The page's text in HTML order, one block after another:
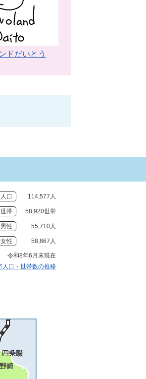
ドだいとう
人口 114,577人
世帯 58,920世帯
男性 55,710人
女性 58,867人
令和8年6月末現在
人口・世帯数の推移